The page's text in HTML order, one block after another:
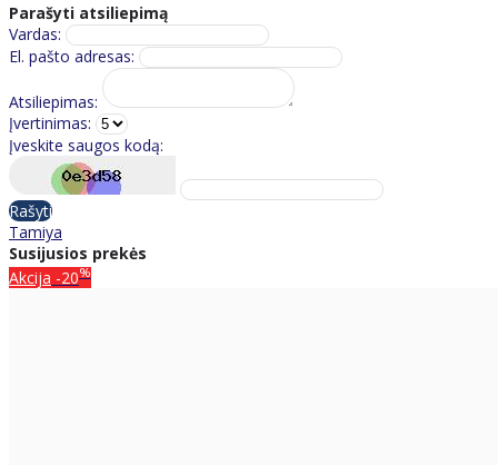
Parašyti atsiliepimą
Vardas:
El. pašto adresas:
Atsiliepimas:
Įvertinimas:
Įveskite saugos kodą:
Rašyti
Tamiya
Susijusios prekės
Akcija -20%